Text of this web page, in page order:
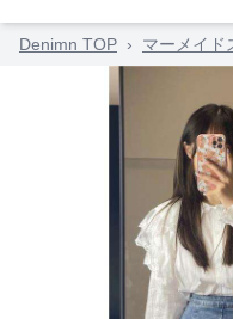
Denimn TOP › マーメイド